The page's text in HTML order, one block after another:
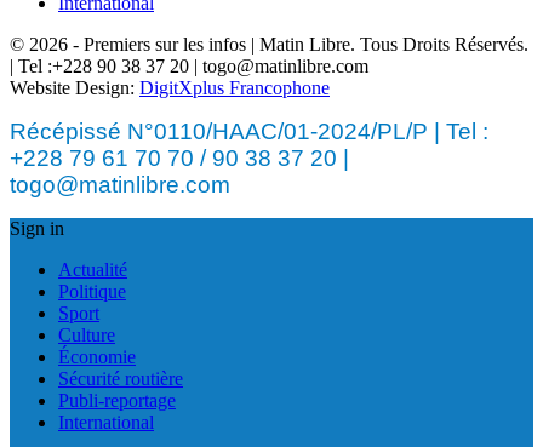
© 2026 - Premiers sur les infos | Matin Libre. Tous Droits Réservés.
| Tel :+228 90 38 37 20 | togo@matinlibre.com
Website Design: DigitXplus Francophone
Récépissé N°0110/HAAC/01-2024/PL/P | Tel :
+228 79 61 70 70 / 90 38 37 20 |
togo@matinlibre.com
Sign in
Actualité
Politique
Sport
Culture
Économie
Sécurité routière
Publi-reportage
International